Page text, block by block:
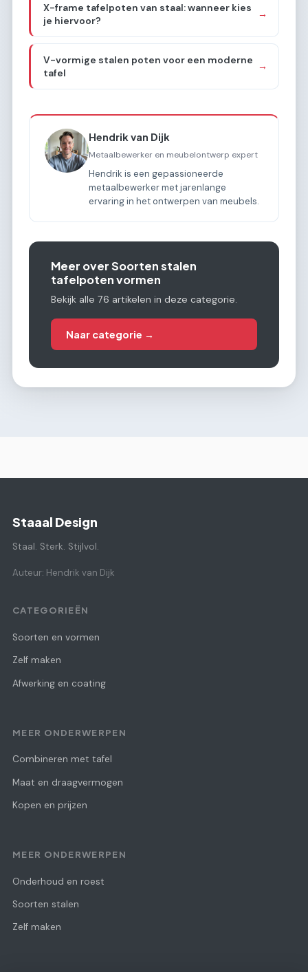
X-frame tafelpoten van staal: wanneer kies
je hiervoor?
→
V-vormige stalen poten voor een moderne
tafel
→
Hendrik van Dijk
Metaalbewerker en meubelontwerp expert
Hendrik is een gepassioneerde
metaalbewerker met jarenlange
ervaring in het ontwerpen van meubels.
Meer over Soorten stalen
tafelpoten vormen
Bekijk alle 76 artikelen in deze categorie.
Naar categorie →
Staaal Design
Staal. Sterk. Stijlvol.
Auteur: Hendrik van Dijk
CATEGORIEËN
Soorten en vormen
Zelf maken
Afwerking en coating
MEER ONDERWERPEN
Combineren met tafel
Maat en draagvermogen
Kopen en prijzen
MEER ONDERWERPEN
Onderhoud en roest
Soorten stalen
Zelf maken